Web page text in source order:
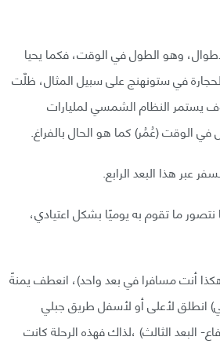
وهو الطول في الوقت، فكما يحيا
80 عامًا، والحجارة في ستونهنج على سبيل المثال، ظلّت
يستمر النظام الشمسي لمليارات
الوقت (عُمُر) كما هو الحال بالفراغ.
عبر هذا البعد الرابع.
نتصور ما تقوم به يوميًا بشكل اعتيادي،
أنت مسافرا في بعد واحد)، انعطف يمنةً
انطلق لأعلى أو لأسفل طريق جبلي
البعد الثالث) ،لذاك فهذه الرحلة كانت